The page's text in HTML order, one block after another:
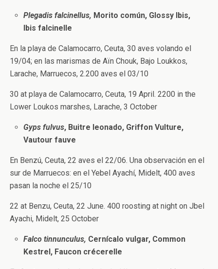
Plegadis falcinellus, Morito común, Glossy Ibis,
Ibis falcinelle
En la playa de Calamocarro, Ceuta, 30 aves volando el
19/04; en las marismas de Aïn Chouk, Bajo Loukkos,
Larache, Marruecos, 2.200 aves el 03/10
30 at playa de Calamocarro, Ceuta, 19 April. 2200 in the
Lower Loukos marshes, Larache, 3 October
Gyps fulvus, Buitre leonado, Griffon Vulture,
Vautour fauve
En Benzú, Ceuta, 22 aves el 22/06. Una observación en el
sur de Marruecos: en el Yebel Ayachí, Midelt, 400 aves
pasan la noche el 25/10
22 at Benzu, Ceuta, 22 June. 400 roosting at night on Jbel
Ayachi, Midelt, 25 October
Falco tinnunculus, Cernícalo vulgar, Common
Kestrel, Faucon crécerelle